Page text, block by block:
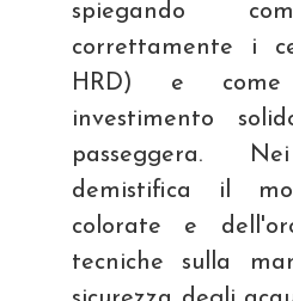
spiegando
correttamente i
HRD) e come
investimento
passeggera.
demistifica il
colorate e
tecniche sulla